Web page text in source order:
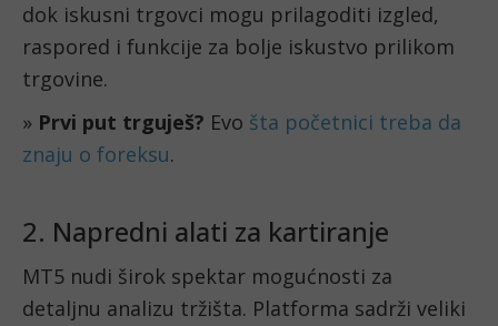
dok iskusni trgovci mogu prilagoditi izgled,
raspored i funkcije za bolje iskustvo prilikom
trgovine.
» Prvi put trguješ? Evo šta početnici treba da
znaju o foreksu.
2. Napredni alati za kartiranje
MT5 nudi širok spektar mogućnosti za
detaljnu analizu tržišta. Platforma sadrži veliki